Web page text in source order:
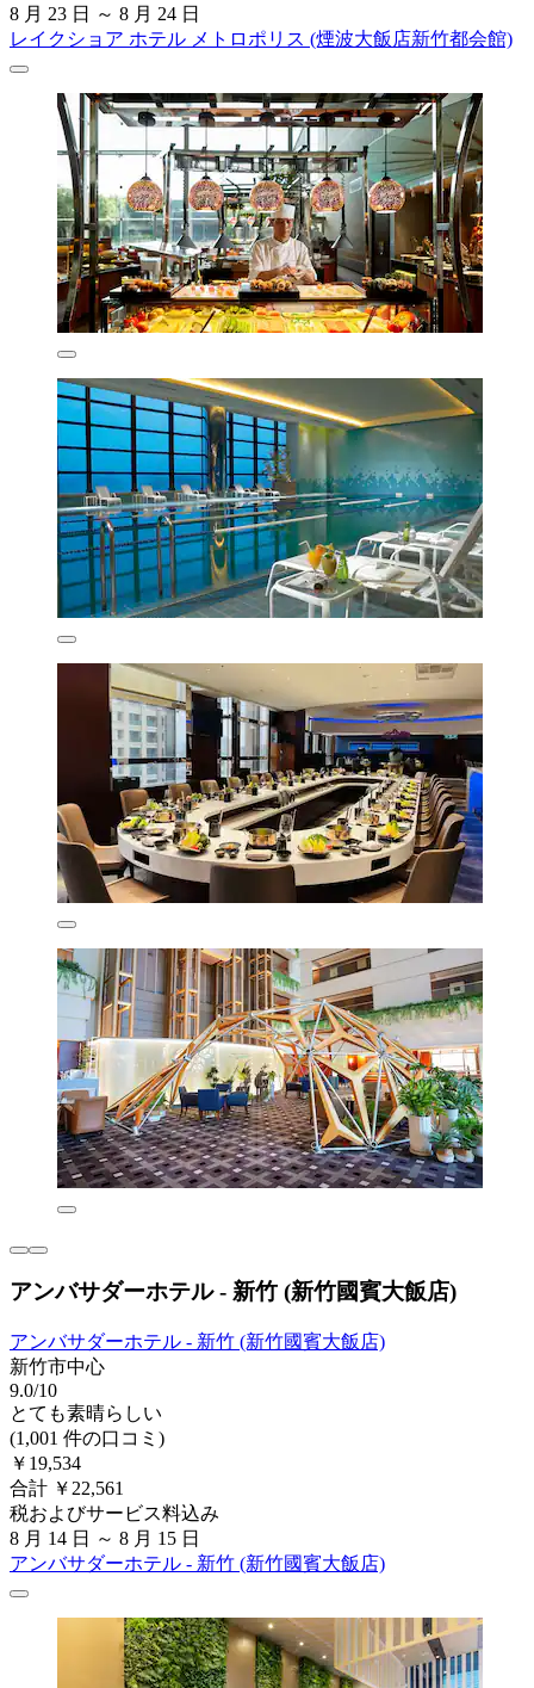
8 月 23 日 ～ 8 月 24 日
レイクショア ホテル メトロポリス (煙波大飯店新竹都会館)
アンバサダーホテル - 新竹 (新竹國賓大飯店)
アンバサダーホテル - 新竹 (新竹國賓大飯店)
新竹市中心
9.0/10
とても素晴らしい
(1,001 件の口コミ)
￥19,534
合計 ￥22,561
税およびサービス料込み
8 月 14 日 ～ 8 月 15 日
アンバサダーホテル - 新竹 (新竹國賓大飯店)